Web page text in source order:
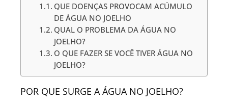
QUE DOENÇAS PROVOCAM ACÚMULO
DE ÁGUA NO JOELHO
QUAL O PROBLEMA DA ÁGUA NO
JOELHO?
O QUE FAZER SE VOCÊ TIVER ÁGUA NO
JOELHO?
POR QUE SURGE A ÁGUA NO JOELHO?